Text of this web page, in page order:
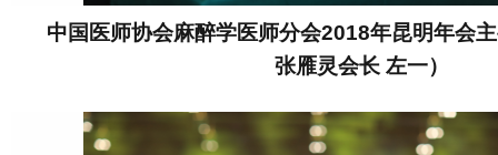
中国医师协会麻醉学医师分会2018年昆明年会
张雁灵会长 左一）